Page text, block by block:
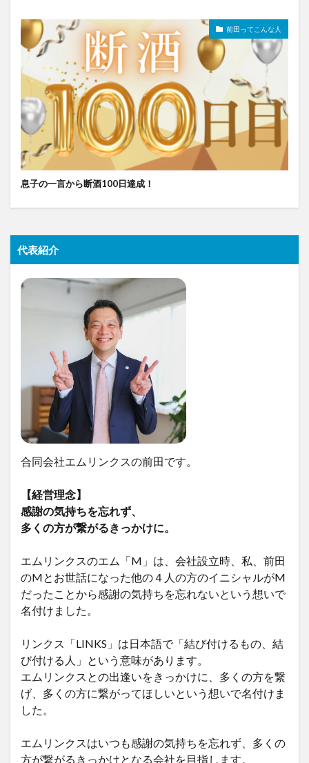
前田ってこんな人
息子の一言から断酒100日達成！
代表紹介
合同会社エムリンクスの前田です。
【経営理念】
感謝の気持ちを忘れず、
多くの方が繋がるきっかけに。
エムリンクスのエム「M」は、会社設立時、私、前田
のMとお世話になった他の４人の方のイニシャルがM
だったことから感謝の気持ちを忘れないという想いで
名付けました。
リンクス「LINKS」は日本語で「結び付けるもの、結
び付ける人」という意味があります。
エムリンクスとの出逢いをきっかけに、多くの方を繋
げ、多くの方に繋がってほしいという想いで名付けま
した。
エムリンクスはいつも感謝の気持ちを忘れず、多くの
方が繋がるきっかけとなる会社を目指します。